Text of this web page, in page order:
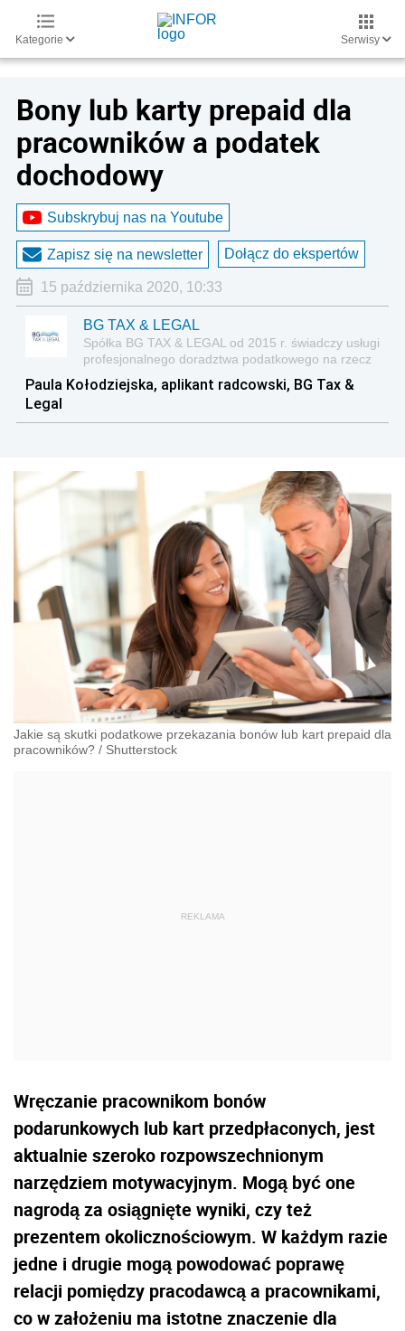
Kategorie Serwisy
Bony lub karty prepaid dla
pracowników a podatek
dochodowy
Subskrybuj nas na Youtube
Zapisz się na newsletter Dołącz do ekspertów
15 października 2020, 10:33
BG TAX & LEGAL
Spółka BG TAX & LEGAL od 2015 r. świadczy usługi
profesjonalnego doradztwa podatkowego na rzecz
w bieżącym doradztwie podatkowym, jak i
Paula Kołodziejska, aplikant radcowski, BG Tax &
Legal
Jakie są skutki podatkowe przekazania bonów lub kart prepaid dla
pracowników? / Shutterstock
Wręczanie pracownikom bonów
podarunkowych lub kart przedpłaconych, jest
aktualnie szeroko rozpowszechnionym
narzędziem motywacyjnym. Mogą być one
nagrodą za osiągnięte wyniki, czy też
prezentem okolicznościowym. W każdym razie
jedne i drugie mogą powodować poprawę
relacji pomiędzy pracodawcą a pracownikami,
co w założeniu ma istotne znaczenie dla